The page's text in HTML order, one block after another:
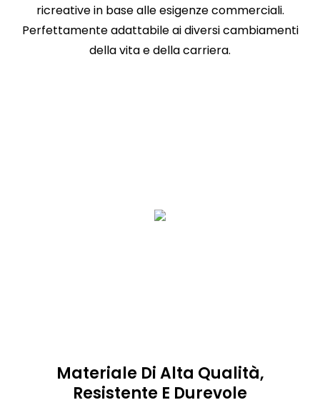
ricreative in base alle esigenze commerciali.
Perfettamente adattabile ai diversi cambiamenti
della vita e della carriera.
Materiale Di Alta Qualità,
Resistente E Durevole